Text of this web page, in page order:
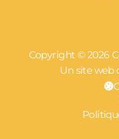
Copyright © 2026
Un site web